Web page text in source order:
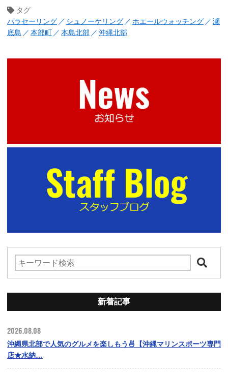
タグ
パラセーリング
シュノーケリング ホエールウォッチング
瀬
底島
本部町 本島北部 沖縄北部
新着記事
2026.08.08
沖縄県北部で人気のグルメを楽しもう🍜【沖縄マリンスポーツ専門
店★水納…